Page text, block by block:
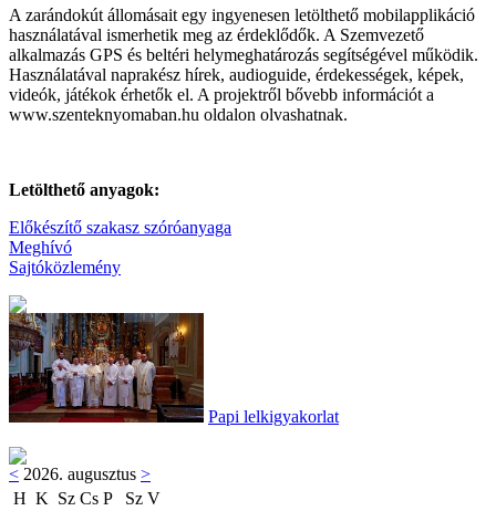
A zarándokút állomásait egy ingyenesen letölthető mobilapplikáció
használatával ismerhetik meg az érdeklődők. A Szemvezető
alkalmazás GPS és beltéri helymeghatározás segítségével működik.
Használatával naprakész hírek, audioguide, érdekességek, képek,
videók, játékok érhetők el. A projektről bővebb információt a
www.szenteknyomaban.hu oldalon olvashatnak.
Letölthető anyagok:
Előkészítő szakasz szóróanyaga
Meghívó
Sajtóközlemény
Papi lelkigyakorlat
< 2026. augusztus >
H K Sz Cs P Sz V